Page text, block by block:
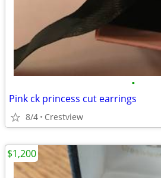
•
Pink ck princess cut earrings
8/4 Crestview
$1,200